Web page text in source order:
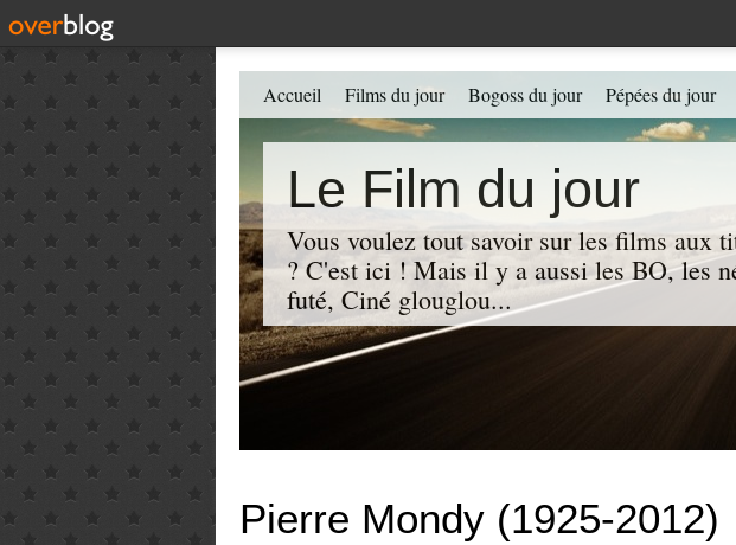
Le Film du jour
Vous voulez tout savoir sur les films aux
? C'est ici ! Mais il y a aussi les BO, les
futé, Ciné glouglou...
Accueil Films du jour Bogoss du jour Pépées du jour
Pierre Mondy (1925-2012)